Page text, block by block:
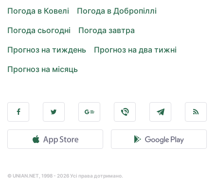
Погода в Ковелі
Погода в Добропіллі
Погода сьогодні
Погода завтра
Прогноз на тиждень
Прогноз на два тижні
Прогноз на місяць
© UNIAN.NET, 1998 - 2026 Усі права дотримано.